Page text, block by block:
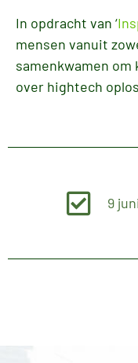
In opdracht van ‘
mensen vanuit
samenkwamen
over hightech
9